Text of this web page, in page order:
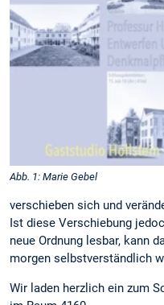
Abb. 1: Marie Gebel
verschieben sich und
Ist diese Verschiebung
neue Ordnung lesbar, kann
morgen selbstverständlich
Wir laden herzlich ein zum